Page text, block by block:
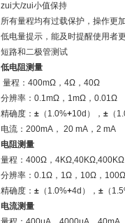
zui大/zui小值保持
所有量程均有过载保护，操作更
低电量提示，能及时提醒使用者
短路和二极管测试
低电阻测量
量程：400mΩ，4Ω，40Ω
分辨率：0.1mΩ，1mΩ，0.01Ω
精确度： ± （1.0%+10d）， ± （
电流：200mA， 20 mA，2 mA
电阻测量
量程：400Ω，
分辨率：0.1Ω，1Ω，10Ω，
精确度： ± （1.0%+4d）， ± （
电流测量